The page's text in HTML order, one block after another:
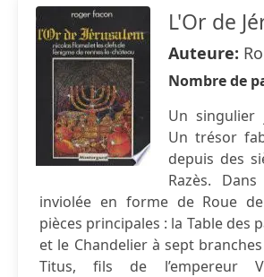
L'Or de
Auteure:
Nombre de
Un singulier
Un trésor
depuis des
Razès.
inviolée en forme de Roue
pièces principales : la Table des
et le Chandelier à sept
Titus, fils de l’empereur